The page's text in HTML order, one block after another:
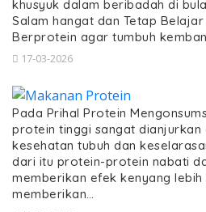
khusyuk dalam beribadah di
Salam hangat dan Tetap
Berprotein agar tumbuh
17-03-2026
Pada Prihal Protein
protein tinggi sangat dianjurkan
kesehatan tubuh dan
dari itu protein-protein nabati
memberikan efek kenyang lebih
memberikan…